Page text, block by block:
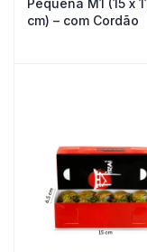
Pequena M1 (15 x
cm) – com Cordão